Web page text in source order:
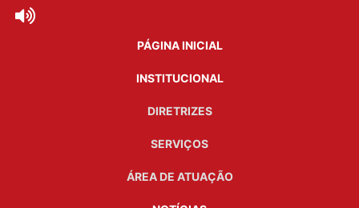
PÁGINA INICIAL
INSTITUCIONAL
DIRETRIZES
SERVIÇOS
ÁREA DE ATUAÇÃO